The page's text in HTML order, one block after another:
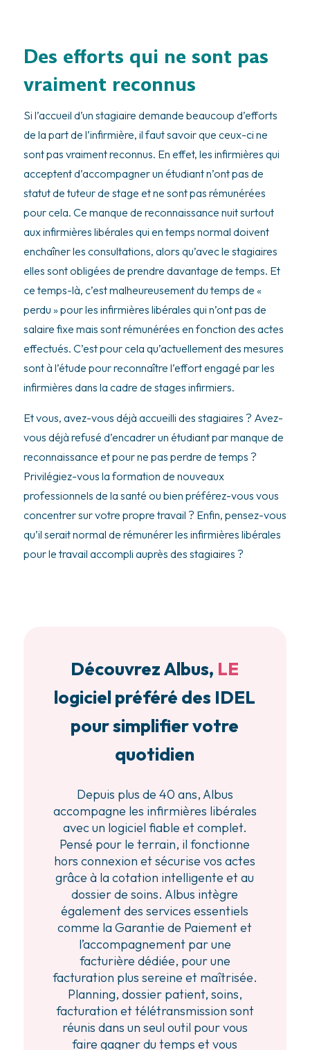
Des efforts qui ne sont pas
vraiment reconnus
Si l’accueil d’un stagiaire demande beaucoup d’efforts
de la part de l’infirmière, il faut savoir que ceux-ci ne
sont pas vraiment reconnus. En effet, les infirmières qui
acceptent d’accompagner un étudiant n’ont pas de
statut de tuteur de stage et ne sont pas rémunérées
pour cela. Ce manque de reconnaissance nuit surtout
aux infirmières libérales qui en temps normal doivent
enchaîner les consultations, alors qu’avec le stagiaires
elles sont obligées de prendre davantage de temps. Et
ce temps-là, c’est malheureusement du temps de «
perdu » pour les infirmières libérales qui n’ont pas de
salaire fixe mais sont rémunérées en fonction des actes
effectués. C’est pour cela qu’actuellement des mesures
sont à l’étude pour reconnaître l’effort engagé par les
infirmières dans la cadre de stages infirmiers.
Et vous, avez-vous déjà accueilli des stagiaires ? Avez-
vous déjà refusé d’encadrer un étudiant par manque de
reconnaissance et pour ne pas perdre de temps ?
Privilégiez-vous la formation de nouveaux
professionnels de la santé ou bien préférez-vous vous
concentrer sur votre propre travail ? Enfin, pensez-vous
qu’il serait normal de rémunérer les infirmières libérales
pour le travail accompli auprès des stagiaires ?
Découvrez Albus, LE
logiciel préféré des IDEL
pour simplifier votre
quotidien
Depuis plus de 40 ans, Albus
accompagne les infirmières libérales
avec un logiciel fiable et complet.
Pensé pour le terrain, il fonctionne
hors connexion et sécurise vos actes
grâce à la cotation intelligente et au
dossier de soins. Albus intègre
également des services essentiels
comme la Garantie de Paiement et
l’accompagnement par une
facturière dédiée, pour une
facturation plus sereine et maîtrisée.
Planning, dossier patient, soins,
facturation et télétransmission sont
réunis dans un seul outil pour vous
faire gagner du temps et vous